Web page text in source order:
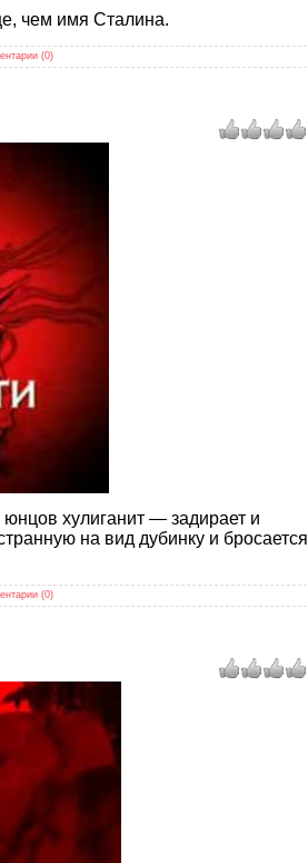
чем имя Сталина.
(0)
хулиганит — задирает и
на вид дубинку и бросается
(0)